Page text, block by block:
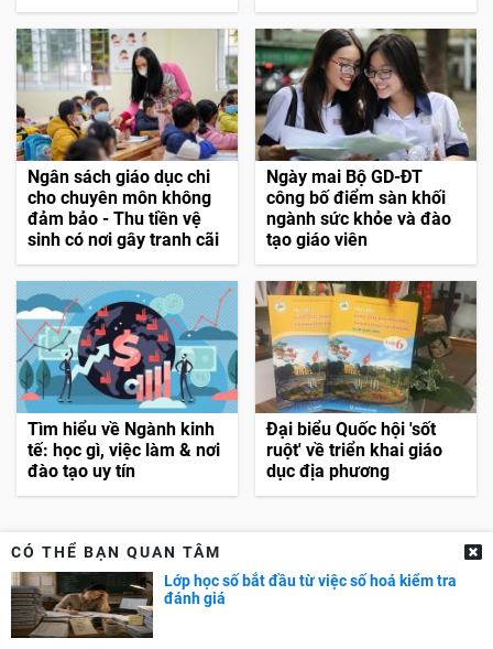
Ngân sách giáo dục chi
cho chuyên môn không
đảm bảo - Thu tiền vệ
sinh có nơi gây tranh cãi
Ngày mai Bộ GD-ĐT
công bố điểm sàn khối
ngành sức khỏe và đào
tạo giáo viên
Tìm hiểu về Ngành kinh
tế: học gì, việc làm & nơi
đào tạo uy tín
Đại biểu Quốc hội 'sốt
ruột' về triển khai giáo
dục địa phương
TIN TỨC
Tin tức giáo dục
CÓ THỂ BẠN QUAN TÂM
Lớp học số bắt đầu từ việc số hoá kiểm tra
đánh giá